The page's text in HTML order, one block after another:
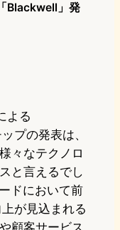
Blackwell」発
よる
プの発表は、
々なテクノロ
と言えるでし
ドにおいて前
が見込まれる
顧客サービス